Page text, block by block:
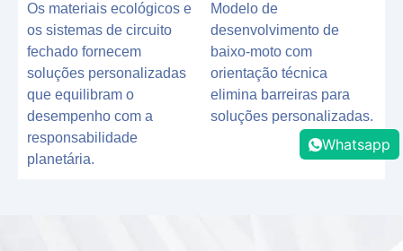
Os materiais ecológicos e
os sistemas de circuito
fechado fornecem
soluções personalizadas
que equilibram o
desempenho com a
responsabilidade
planetária.
Modelo de
desenvolvimento de
baixo-moto com
orientação técnica
elimina barreiras para
soluções personalizadas.
Whatsapp